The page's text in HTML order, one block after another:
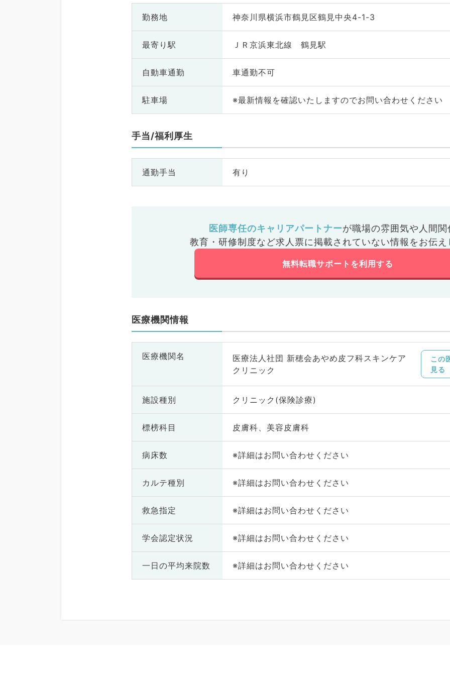
勤務地 神奈川県横浜市鶴見区鶴見中央4-1-3
最寄り駅 ＪＲ京浜東北線 鶴見駅
自動車通勤 車通勤不可
駐車場 ※最新情報を確認いたしますのでお問い合わせください
手当/福利厚生
通勤手当 有り
医師専任のキャリアパートナーが職場の雰囲気や人間関
教育・研修制度など求人票に掲載されていない情報をお伝え
無料転職サポートを利用する
医療機関情報
医療機関名
医療法人社団 新穂会あやめ皮フ科スキンケア
クリニック
この
見る
施設種別 クリニック(保険診療)
標榜科目 皮膚科、美容皮膚科
病床数 ※詳細はお問い合わせください
カルテ種別 ※詳細はお問い合わせください
救急指定 ※詳細はお問い合わせください
学会認定状況 ※詳細はお問い合わせください
一日の平均来院数 ※詳細はお問い合わせください